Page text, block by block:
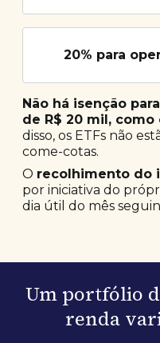
20% para
Não há isenção
de R$ 20 mil,
disso, os ETFs não
come-cotas.
O recolhimento do
por iniciativa do
dia útil do mês
Um portfólio
renda